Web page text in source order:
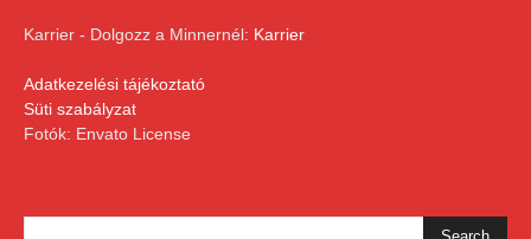
Karrier - Dolgozz a Minnernél: Karrier
Adatkezelési tájékoztató
Süti szabályzat
Fotók: Envato License